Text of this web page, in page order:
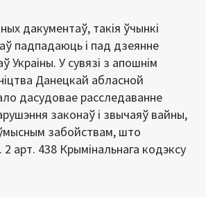
дакументаў, такія ўчынкі
падпадаюць і пад дзеянне
Украіны. У сувязі з апошнім
Данецкай абласной
дасудовае расследаванне
законаў і звычаяў вайны,
забойствам, што
арт. 438 Крымінальнага кодэксу